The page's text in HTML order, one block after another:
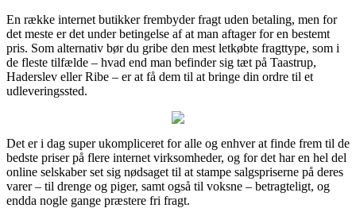
En række internet butikker frembyder fragt uden betaling, men for
det meste er det under betingelse af at man aftager for en bestemt
pris. Som alternativ bør du gribe den mest letkøbte fragttype, som i
de fleste tilfælde – hvad end man befinder sig tæt på Taastrup,
Haderslev eller Ribe – er at få dem til at bringe din ordre til et
udleveringssted.
Det er i dag super ukompliceret for alle og enhver at finde frem til de
bedste priser på flere internet virksomheder, og for det har en hel del
online selskaber set sig nødsaget til at stampe salgspriserne på deres
varer – til drenge og piger, samt også til voksne – betragteligt, og
endda nogle gange præstere fri fragt.